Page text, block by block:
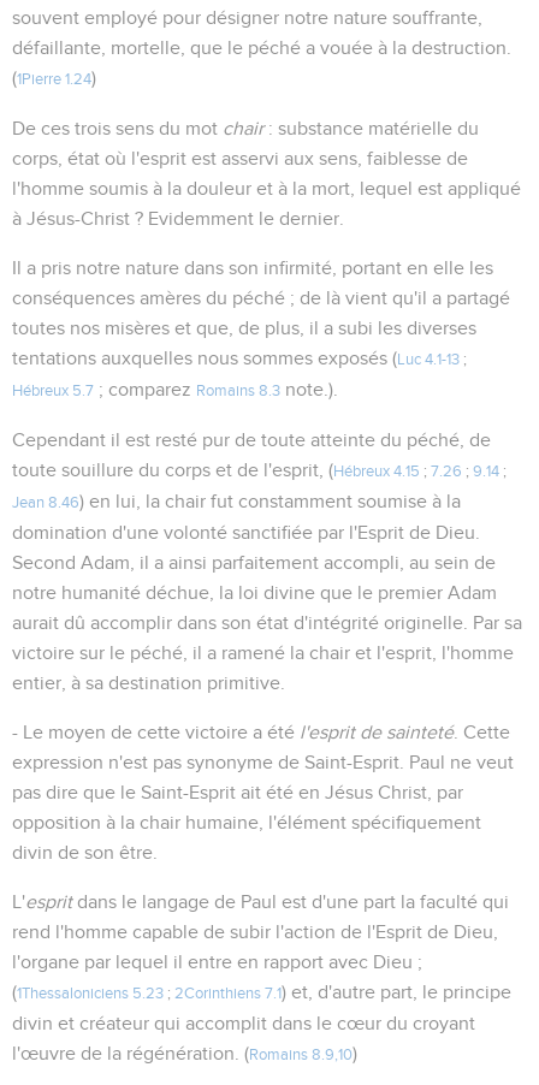
souvent employé pour désigner notre nature souffrante,
défaillante, mortelle, que le péché a vouée à la destruction.
(1Pierre 1.24)
De ces trois sens du mot chair: substance matérielle du
corps, état où l'esprit est asservi aux sens, faiblesse de
l'homme soumis à la douleur et à la mort, lequel est appliqué
à Jésus-Christ ? Evidemment le dernier.
Il a pris notre nature dans son infirmité, portant en elle les
conséquences amères du péché ; de là vient qu'il a partagé
toutes nos misères et que, de plus, il a subi les diverses
tentations auxquelles nous sommes exposés ( Luc 4.1-13 ;
Hébreux 5.7 ; comparez Romains 8.3 note.).
Cependant il est resté pur de toute atteinte du péché, de
toute souillure du corps et de l'esprit, (Hébreux 4.15 ; 7.26 ; 9.14 ;
Jean 8.46) en lui, la chair fut constamment soumise à la
domination d'une volonté sanctifiée par l'Esprit de Dieu.
Second Adam, il a ainsi parfaitement accompli, au sein de
notre humanité déchue, la loi divine que le premier Adam
aurait dû accomplir dans son état d'intégrité originelle. Par sa
victoire sur le péché, il a ramené la chair et l'esprit, l'homme
entier, à sa destination primitive.
- Le moyen de cette victoire a été l'esprit de sainteté. Cette
expression n'est pas synonyme de Saint-Esprit. Paul ne veut
pas dire que le Saint-Esprit ait été en Jésus Christ, par
opposition à la chair humaine, l'élément spécifiquement
divin de son être.
L'espritdans le langage de Paul est d'une part la faculté qui
rend l'homme capable de subir l'action de l'Esprit de Dieu,
l'organe par lequel il entre en rapport avec Dieu ;
(1Thessaloniciens 5.23 ; 2Corinthiens 7.1) et, d'autre part, le principe
divin et créateur qui accomplit dans le cœur du croyant
l'œuvre de la régénération. (Romains 8.9,10)